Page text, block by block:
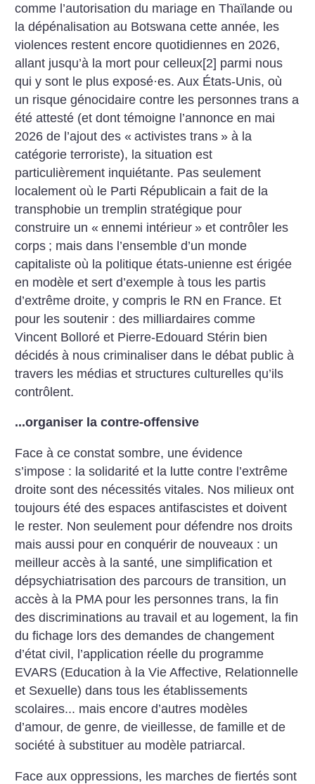
comme l’autorisation du mariage en Thaïlande ou
la dépénalisation au Botswana cette année, les
violences restent encore quotidiennes en 2026,
allant jusqu’à la mort pour celleux[2] parmi nous
qui y sont le plus exposé·es. Aux États-Unis, où
un risque génocidaire contre les personnes trans a
été attesté (et dont témoigne l’annonce en mai
2026 de l’ajout des « activistes trans » à la
catégorie terroriste), la situation est
particulièrement inquiétante. Pas seulement
localement où le Parti Républicain a fait de la
transphobie un tremplin stratégique pour
construire un « ennemi intérieur » et contrôler les
corps ; mais dans l’ensemble d’un monde
capitaliste où la politique états-unienne est érigée
en modèle et sert d’exemple à tous les partis
d’extrême droite, y compris le RN en France. Et
pour les soutenir : des milliardaires comme
Vincent Bolloré et Pierre-Edouard Stérin bien
décidés à nous criminaliser dans le débat public à
travers les médias et structures culturelles qu’ils
contrôlent.
...organiser la contre-offensive
Face à ce constat sombre, une évidence
s’impose : la solidarité et la lutte contre l’extrême
droite sont des nécessités vitales. Nos milieux ont
toujours été des espaces antifascistes et doivent
le rester. Non seulement pour défendre nos droits
mais aussi pour en conquérir de nouveaux : un
meilleur accès à la santé, une simplification et
dépsychiatrisation des parcours de transition, un
accès à la PMA pour les personnes trans, la fin
des discriminations au travail et au logement, la fin
du fichage lors des demandes de changement
d’état civil, l’application réelle du programme
EVARS (Education à la Vie Affective, Relationnelle
et Sexuelle) dans tous les établissements
scolaires... mais encore d’autres modèles
d’amour, de genre, de vieillesse, de famille et de
société à substituer au modèle patriarcal.
Face aux oppressions, les marches de fiertés sont